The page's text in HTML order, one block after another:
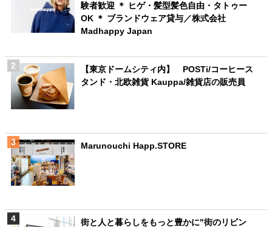
験者歓迎 ＊ ヒゲ・髪型髪色自由・タトゥー
OK ＊ ブランドウェア貸与／株式会社
Madhappy Japan
【東京ドームシティ内】 POSTi/コーヒース
タンド・北欧雑貨 Kauppa/雑貨店の販売員
Marunouchi Happ.STORE
街と人と暮らしをもっと豊かに"街のリビン